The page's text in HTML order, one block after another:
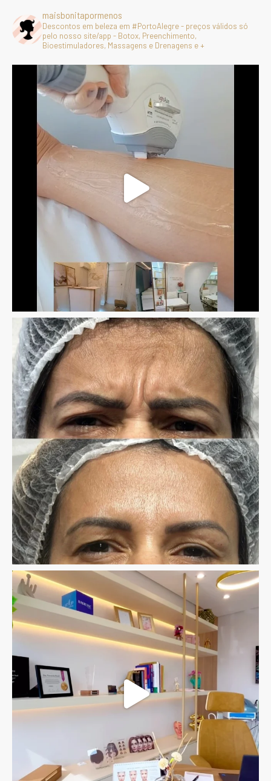
maisbonitapormenos
Descontos em beleza em #PortoAlegre - preços válidos só
pelo nosso site/app - Botox, Preenchimento,
Bioestimuladores, Massagens e Drenagens e +